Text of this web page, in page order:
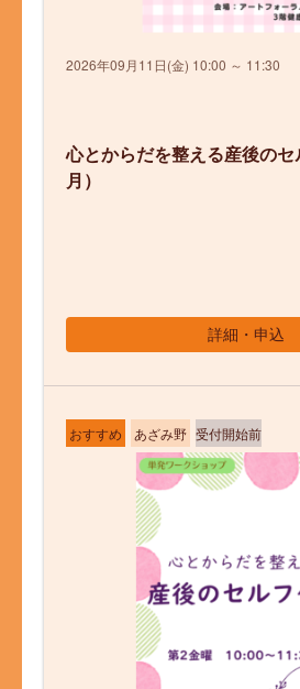
2026年09月11日(金) 10:00 ～ 11:30
心とからだを整える産後の
月）
詳細・申込
おすすめ あざみ野 受付開始前